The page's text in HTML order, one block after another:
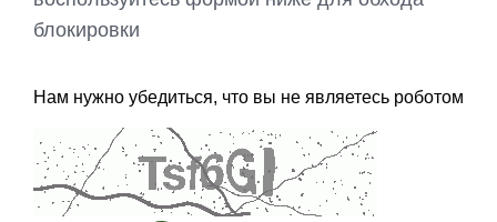
блокировки
Нам нужно убедиться, что вы не являетесь роботом